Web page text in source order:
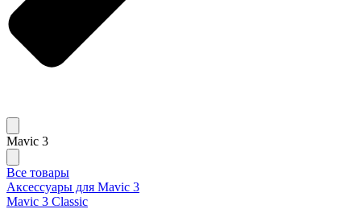
Mavic 3
Все товары
Аксессуары для Mavic 3
Mavic 3 Classic